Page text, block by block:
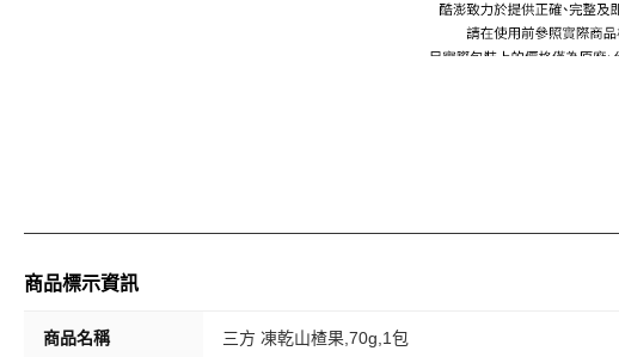
商品標示資訊
商品名稱 三方 凍乾山楂果,70g,1包